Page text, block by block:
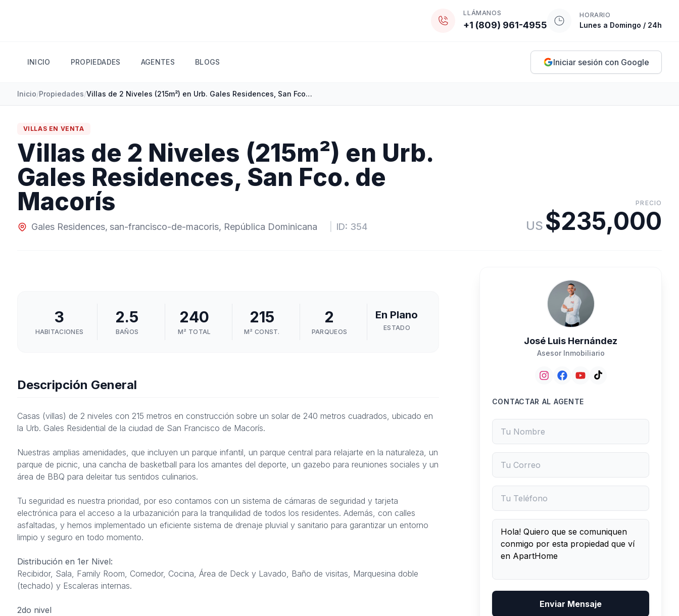
LLÁMANOS
+1 (809) 961-4955
HORARIO
Lunes a Domingo / 24h
INICIO PROPIEDADES AGENTES BLOGS Iniciar sesión con Google
Inicio/Propiedades/ Villas de 2 Niveles (215m²) en Urb. Gales Residences, San Fco. de Macorís
VILLAS EN VENTA
Villas de 2 Niveles (215m²) en Urb.
Gales Residences, San Fco. de
Macorís
Gales Residences, san-francisco-de-macoris, República Dominicana ID: 354
PRECIO
US $235,000
3
HABITACIONES
2.5
BAÑOS
240
M² TOTAL
215
M² CONST.
2
PARQUEOS
En Plano
ESTADO
Descripción General
Casas (villas) de 2 niveles con 215 metros en construcción sobre un solar de 240 metros cuadrados, ubicado en
la Urb. Gales Residential de la ciudad de San Francisco de Macorís.
Nuestras amplias amenidades, que incluyen un parque infantil, un parque central para relajarte en la naturaleza, un
parque de picnic, una cancha de basketball para los amantes del deporte, un gazebo para reuniones sociales y un
área de BBQ para deleitar tus sentidos culinarios.
Tu seguridad es nuestra prioridad, por eso contamos con un sistema de cámaras de seguridad y tarjeta
electrónica para el acceso a la urbazanición para la tranquilidad de todos los residentes. Además, con calles
asfaltadas, y hemos implementado un eficiente sistema de drenaje pluvial y sanitario para garantizar un entorno
limpio y seguro en todo momento.
Distribución en 1er Nivel:
Recibidor, Sala, Family Room, Comedor, Cocina, Área de Deck y Lavado, Baño de visitas, Marquesina doble
(techado) y Escaleras internas.
2do nivel
José Luis Hernández
Asesor Inmobiliario
CONTACTAR AL AGENTE
Enviar Mensaje